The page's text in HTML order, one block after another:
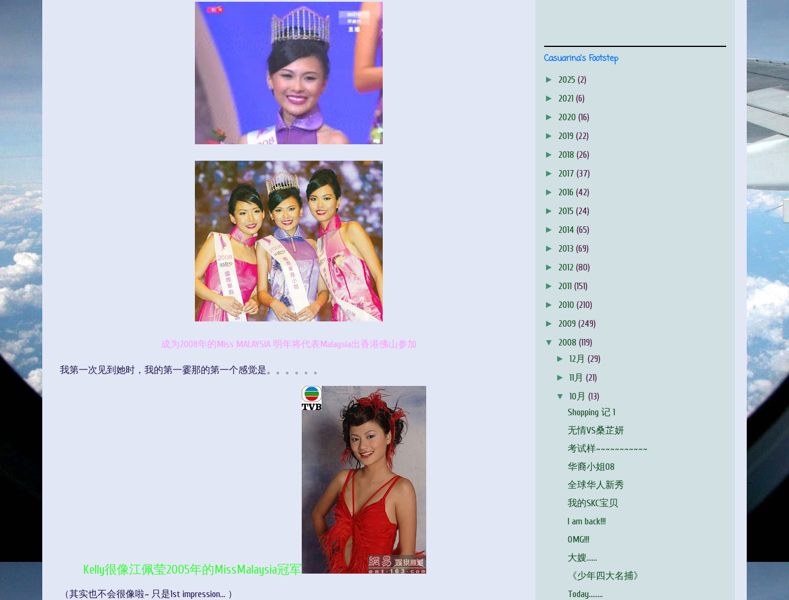
成为2008年的Miss MALAYSIA 明年将代表Malaysia出香港佛山参加
我第一次见到她时，我的第一霎那的第一个感觉是。。。。。。
Kelly很像江佩莹2005年的MissMalaysia冠军
（其实也不会很像啦~ 只是1st impression... ）
Casuarina's Footstep
► 2025 (2)
► 2021 (6)
► 2020 (16)
► 2019 (22)
► 2018 (26)
► 2017 (37)
► 2016 (42)
► 2015 (24)
► 2014 (65)
► 2013 (69)
► 2012 (80)
► 2011 (151)
► 2010 (210)
► 2009 (249)
▼ 2008 (119)
►12月(29)
►11月(21)
▼10月(13)
Shopping 记 1
无情VS桑芷妍
考试样~~~~~~~~~~~
华裔小姐08
全球华人新秀
我的SKC宝贝
I am back!!!
OMG!!!
大嫂......
《少年四大名捕》
Today........